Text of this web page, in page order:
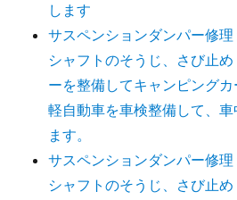
します
サスペンションダンパー修
シャフトのそうじ、さび止
ーを整備してキャンピングカ
軽自動車を車検整備して、
ます。
サスペンションダンパー修
シャフトのそうじ、さび止